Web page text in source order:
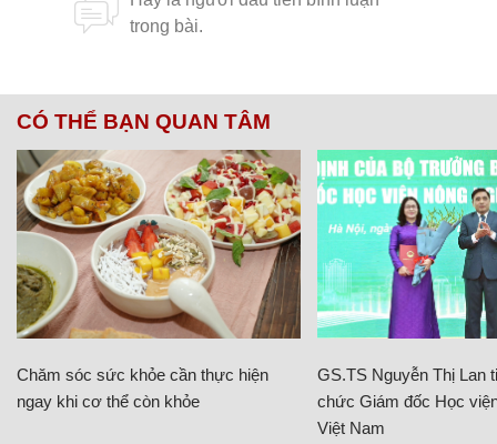
CÓ THỂ BẠN QUAN TÂM
Chăm sóc sức khỏe cần thực hiện
ngay khi cơ thể còn khỏe
GS.TS Nguyễn Thị Lan
chức Giám đốc Học
Việt Nam